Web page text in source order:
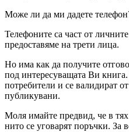
Може ли да ми дадете
Телефоните са част от
предоставяме на трети лица.
Но има как да получите
под интересуващата Ви
потребители и се валидират
публикувани.
Моля имайте предвид, че в
нито се уговарят поръчки. За